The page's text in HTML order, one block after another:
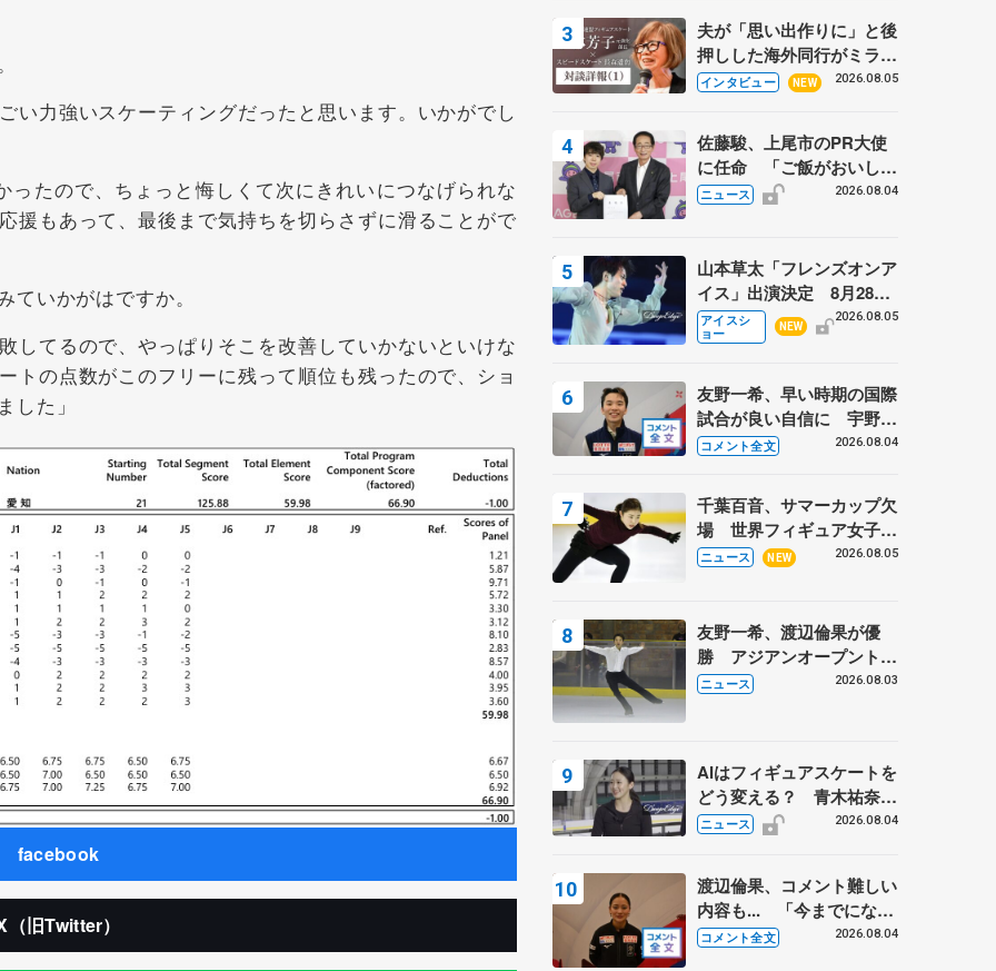
力強いスケーティングだったと思います。いかがでし
たので、ちょっと悔しくて次にきれいにつなげられな
援もあって、最後まで気持ちを切らさずに滑ることがで
いかがはですか。
てるので、やっぱりそこを改善していかないといけな
トの点数がこのフリーに残って順位も残ったので、ショ
した」
facebook
（旧Twitter）
野村忠宏さんと対談
夫が「思い出作りに」と後
押しした海外同行がミラノ
まで… 繁華街のリンクで
に 小林芳子さんが振り返
るスケート人生
インタビュー NEW 2026.08.05
佐藤駿、上尾市のPR大使
に任命 「ご飯がおいし
く、住みやすいのが魅力」
ニュース 2026.08.04
山本草太「フレンズオンア
イス」出演決定 8月28日
（金）2公演のみ 荒川静
香さんプロデュース、20
アイスシ
ョー
NEW
2026.08.05
友野一希、早い時期の国際
試合が良い自信に 宇野昌
磨の現役復帰に思っている
トロフィーフリー】
コメント全文 2026.08.04
千葉百音、サマーカップ欠
場 世界フィギュア女子2
位
ニュース NEW 2026.08.05
友野一希、渡辺倫果が優
勝 アジアンオープントロ
フィー
ニュース 2026.08.03
AIはフィギュアスケートを
どう変える？ 青木祐奈と
考える採点、トレーニング
ニュース 2026.08.04
渡辺倫果、コメント難しい
内容も... 「今までにない
くらい早めに仕上げられて
コメント全文 2026.08.04